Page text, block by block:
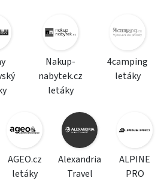
Nakup-
nabytek.cz
letáky
4camping
letáky
AGEO.cz
letáky
Alexandria
Travel
ALPINE
PRO